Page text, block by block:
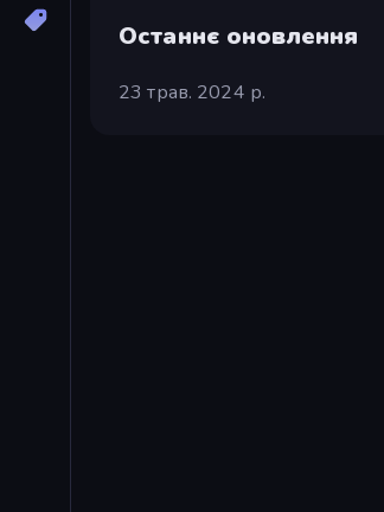
Останнє оновлення
23 трав. 2024 р.